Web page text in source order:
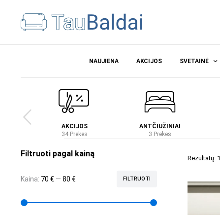
NAUJIENA AKCIJOS SVETAINĖ
AKCIJOS
34 Prekes
ANTČIUŽINIAI
3 Prekes
Rezultatų: 1
Filtruoti pagal kainą
FILTRUOTI
Kaina: 70 € — 80 €